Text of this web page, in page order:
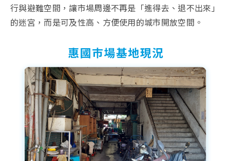
行與避難空間，讓市場周邊不再是「進得去、退不出來」
的迷宮，而是可及性高、方便使用的城市開放空間。